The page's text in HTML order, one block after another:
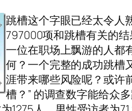
跳槽这个字眼已经太令人
797000项和跳槽有关的
一位在职场上飘游的人都
何？一个完整的成功跳槽
涯带来哪些风险呢？或许
槽？” 的调查数字能给众